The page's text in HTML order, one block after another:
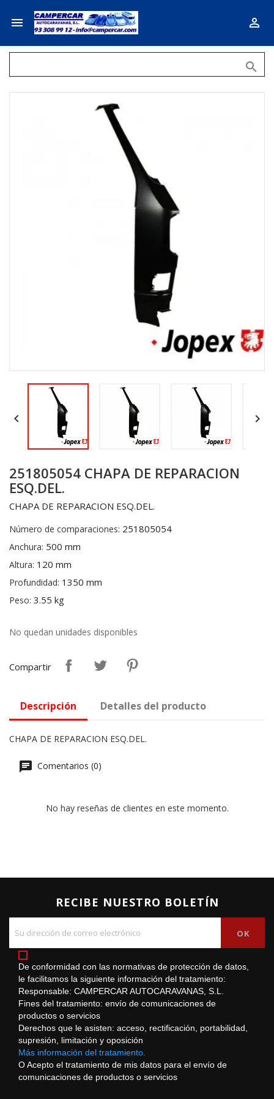
 

 
251805054 CHAPA DE REPARACION
ESQ.DEL.
CHAPA DE REPARACION ESQ.DEL.
Número de comparaciones: 251805054
Anchura: 500 mm
Altura: 120 mm
Profundidad: 1350 mm
Peso: 3.55 kg
No quedan unidades disponibles
Compartir
Descripción Detalles del producto
CHAPA DE REPARACION ESQ.DEL.
Comentarios (0)
No hay reseñas de clientes en este momento.
RECIBE NUESTRO BOLETÍN
De conformidad con las normativas de protección de datos,
le facilitamos la siguiente información del tratamiento:
Responsable: CAMPERCAR AUTOCARAVANAS, S.L.
Fines del tratamiento: envío de comunicaciones de
productos o servicios
Derechos que le asisten: acceso, rectificación, portabilidad,
supresión, limitación y oposición
Más información del tratamiento.
O Acepto el tratamiento de mis datos para el envío de
comunicaciones de productos o servicios